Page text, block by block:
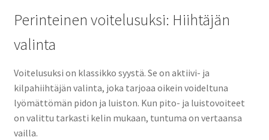
Perinteinen voitelusuksi: Hiihtäjän
valinta
Voitelusuksi on klassikko syystä. Se on aktiivi- ja
kilpahiihtäjän valinta, joka tarjoaa oikein voideltuna
lyömättömän pidon ja luiston. Kun pito- ja luistovoiteet
on valittu tarkasti kelin mukaan, tuntuma on vertaansa
vailla.